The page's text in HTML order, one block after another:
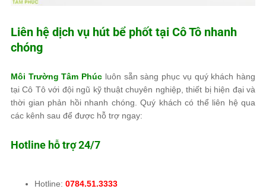
Liên hệ dịch vụ hút bể phốt tại Cô Tô nhanh
chóng
Môi Trường Tâm Phúc luôn sẵn sàng phục vụ quý khách hàng
tại Cô Tô với đội ngũ kỹ thuật chuyên nghiệp, thiết bị hiện đại và
thời gian phản hồi nhanh chóng. Quý khách có thể liên hệ qua
các kênh sau để được hỗ trợ ngay:
Hotline hỗ trợ 24/7
Hotline: 0784.51.3333